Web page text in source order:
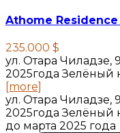
Athome
235.000 $
ул. Отара Чиладзе,
2025года Зелёный
[more]
ул. Отара Чиладзе,
2025года Зелёный
до марта 2025 года